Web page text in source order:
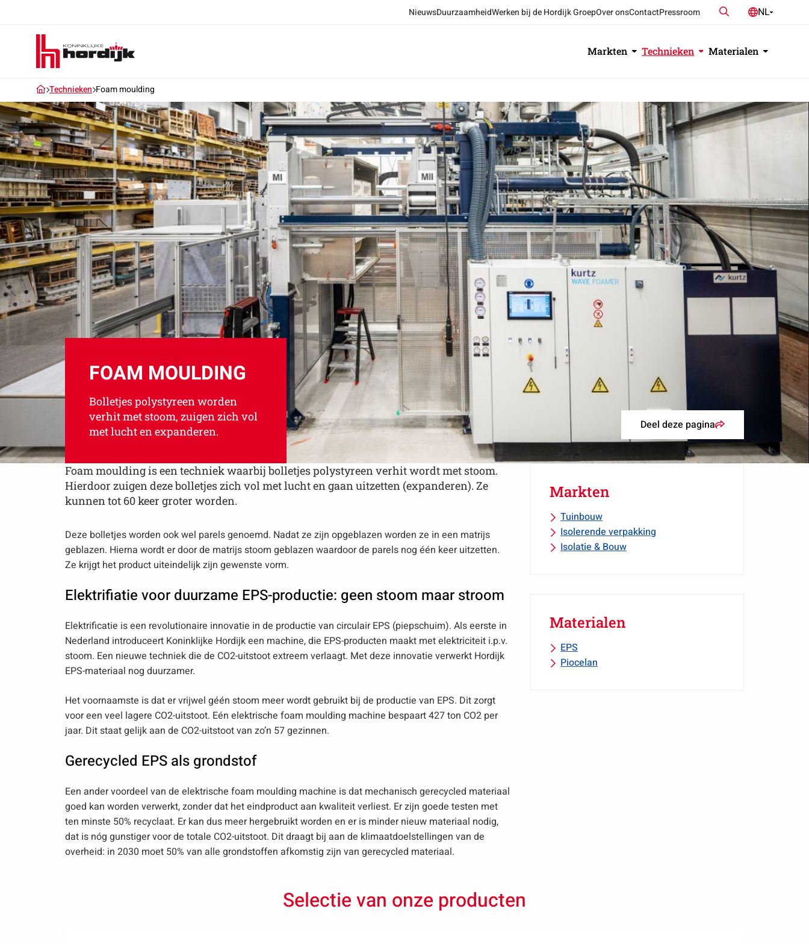
NieuwsDuurzaamheidWerken bij de Hordijk GroepOver onsContactPressroom ZoekenNL
Koninklijke
Hordijk
Markten Technieken Materialen
Technieken Foam moulding
FOAM MOULDING
Bolletjes polystyreen worden
verhit met stoom, zuigen zich vol
met lucht en expanderen.
Deel deze pagina
Foam moulding is een techniek waarbij bolletjes polystyreen verhit wordt met stoom.
Hierdoor zuigen deze bolletjes zich vol met lucht en gaan uitzetten (expanderen). Ze
kunnen tot 60 keer groter worden.
Deze bolletjes worden ook wel parels genoemd. Nadat ze zijn opgeblazen worden ze in een matrijs
geblazen. Hierna wordt er door de matrijs stoom geblazen waardoor de parels nog één keer uitzetten.
Ze krijgt het product uiteindelijk zijn gewenste vorm.
Elektrifiatie voor duurzame EPS-productie: geen stoom maar stroom
Elektrificatie is een revolutionaire innovatie in de productie van circulair EPS (piepschuim). Als eerste in
Nederland introduceert Koninklijke Hordijk een machine, die EPS-producten maakt met elektriciteit i.p.v.
stoom. Een nieuwe techniek die de CO2-uitstoot extreem verlaagt. Met deze innovatie verwerkt Hordijk
EPS-materiaal nog duurzamer.
Het voornaamste is dat er vrijwel géén stoom meer wordt gebruikt bij de productie van EPS. Dit zorgt
voor een veel lagere CO2-uitstoot. Eén elektrische foam moulding machine bespaart 427 ton CO2 per
jaar. Dit staat gelijk aan de CO2-uitstoot van zo’n 57 gezinnen.
Gerecycled EPS als grondstof
Een ander voordeel van de elektrische foam moulding machine is dat mechanisch gerecycled materiaal
goed kan worden verwerkt, zonder dat het eindproduct aan kwaliteit verliest. Er zijn goede testen met
ten minste 50% recyclaat. Er kan dus meer hergebruikt worden en er is minder nieuw materiaal nodig,
dat is nóg gunstiger voor de totale CO2-uitstoot. Dit draagt bij aan de klimaatdoelstellingen van de
overheid: in 2030 moet 50% van alle grondstoffen afkomstig zijn van gerecycled materiaal.
Markten
Tuinbouw
Isolerende verpakking
Isolatie & Bouw
Materialen
EPS
Piocelan
Selectie van onze producten